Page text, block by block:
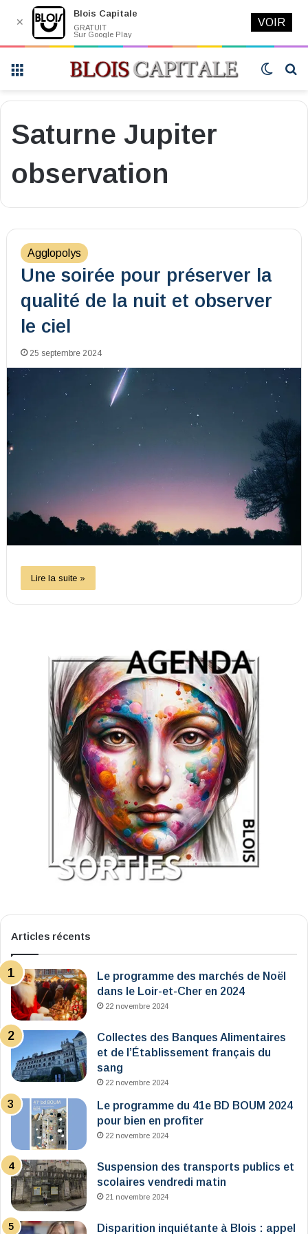
Switch
Saturne Jupiter
observation
Agglopolys
Une soirée pour préserver la
qualité de la nuit et observer
le ciel
25 septembre 2024
Lire la suite »
Articles récents
Le programme des marchés de Noël
dans le Loir-et-Cher en 2024
22 novembre 2024
Collectes des Banques Alimentaires
et de l’Établissement français du
sang
22 novembre 2024
Le programme du 41e BD BOUM 2024
pour bien en profiter
22 novembre 2024
Suspension des transports publics et
scolaires vendredi matin
21 novembre 2024
Disparition inquiétante à Blois : appel
✕
Blois Capitale
GRATUIT
Sur Google Play
VOIR